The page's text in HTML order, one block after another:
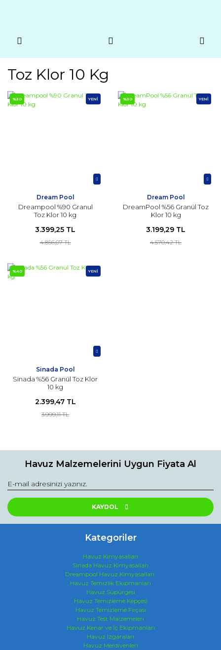
Toz Klor 10 Kg
%30 YENİ
Dream Pool
Dreampool %90 Granul
Toz Klor 10 kg
3.399,25 TL
4.856,07 TL
%30 YENİ
Dream Pool
DreamPool %56 Granül Toz
Klor 10 kg
3.199,29 TL
4.570,42 TL
%40 YENİ
Sinada Pool
Sinada %56 Granül Toz Klor
10 kg
2.399,47 TL
3.999,11 TL
Havuz Malzemelerini Uygun Fiyata Al
KAYDOL
Kategoriler
Havuz Kimyasalları
Sinada Havuz Kimyasalları
Dreampool Havuz Kimyasalları
Havuz Temizlik Ekipmanları
Havuz Süpürgesi
Havuz Temizleme Kepçesi
Havuz Temizleme Fırçası
Havuz Test Malzemeleri
Havuz Kenar ve İç Ekipmanları
Havuz Izgaraları
Havuz Merdivenleri